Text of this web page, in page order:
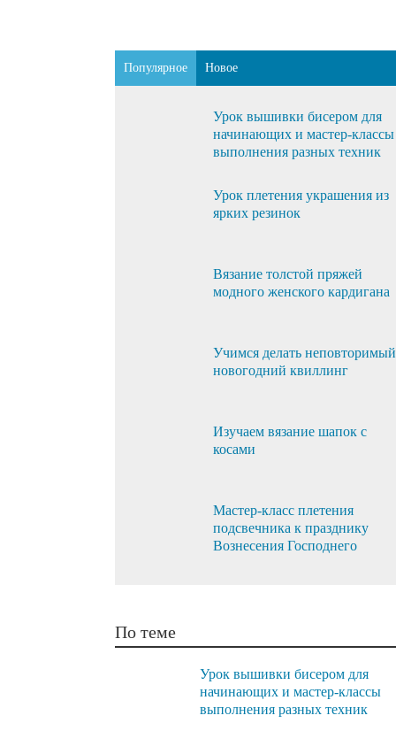
Популярное Новое
Урок вышивки бисером для
начинающих и мастер-классы
выполнения разных техник
Урок плетения украшения из
ярких резинок
Вязание толстой пряжей
модного женского кардигана
Учимся делать неповторимый
новогодний квиллинг
Изучаем вязание шапок с
косами
Мастер-класс плетения
подсвечника к празднику
Вознесения Господнего
По теме
Урок вышивки бисером для
начинающих и мастер-классы
выполнения разных техник